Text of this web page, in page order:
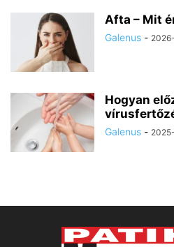
Afta – Mit
Galenus -
Hogyan
Galenus -